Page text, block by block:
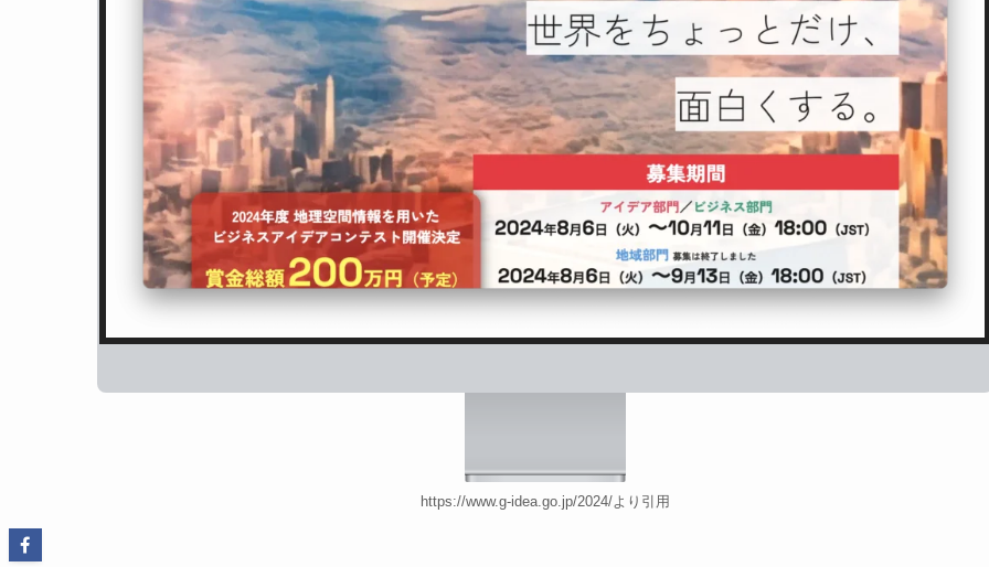
https://www.g-idea.go.jp/2024/より引用